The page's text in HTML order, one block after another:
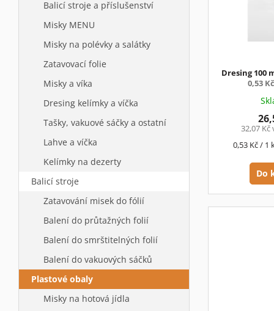
Balicí stroje a příslušenství
Misky MENU
Misky na polévky a salátky
Zatavovací folie
Misky a víka
Dresing kelímky a víčka
Tašky, vakuové sáčky a ostatní
Lahve a víčka
Kelímky na dezerty
Balicí stroje
Zatavování misek do fólií
Balení do průtažných folií
Balení do smrštitelných folií
Balení do vakuových sáčků
Plastové obaly
Misky na hotová jídla
Dresing 100
0,53
32,07 Kč
Měrná
0,53 Kč / 1
Do